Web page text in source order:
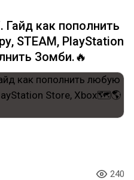
как пополнить
STEAM, PlayStation
Зомби.🔥
240